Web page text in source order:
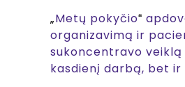
„Metų pokyčio“
organizavimą ir
sukoncentravo
kasdienį darbą, bet ir